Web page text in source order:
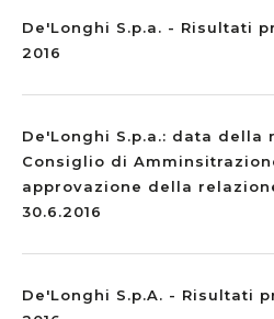
De'Longhi S.p.a. - Risultati
2016
De'Longhi S.p.a.: data della
Consiglio di
approvazione della
30.6.2016
De'Longhi S.p.A. - Risultati